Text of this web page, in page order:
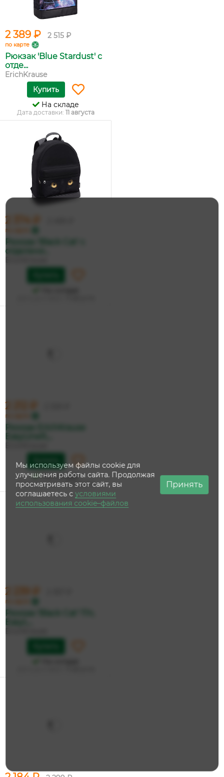
2 389 ₽ 2 515 ₽
по карте
Рюкзак 'Blue Stardust' с
отде...
ErichKrause
Купить
На складе
Дата доставки: 11 августа
2 374 ₽
по карте
Рюкзак 'Black Cat' с
отделени...
2 212 ₽
по карте
На складе
Дата доставки:11 августа
2 239 ₽
по карте
Мы используем файлы cookie для
улучшения работы сайта. Продолжая
просматривать этот сайт, вы
соглашаетесь сусловиями
использования cookie–файлов
Принять